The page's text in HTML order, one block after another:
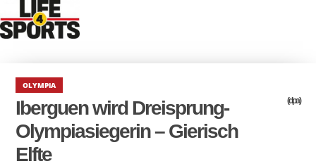
OLYMPIA
Iberguen wird Dreisprung-
Olympiasiegerin – Gierisch
Elfte
(dpa)